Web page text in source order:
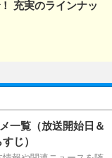
充実のラインナッ
一覧（放送開始日＆
じ）